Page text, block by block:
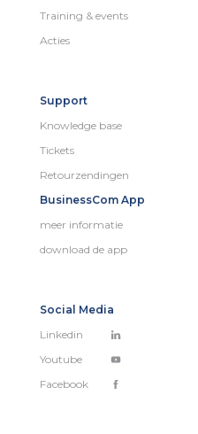
Training & events
Acties
Support
Knowledge base
Tickets
Retourzendingen
BusinessCom App
meer informatie
download de app
Social Media
Linkedin
Youtube
Facebook